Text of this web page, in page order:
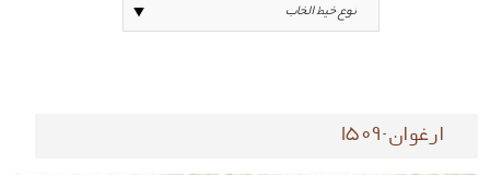
ارغوان-1509